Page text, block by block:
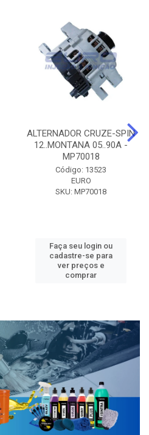
ALTERNADOR CRUZE-SPIN
12..MONTANA 05..90A -
MP70018
Código: 13523
EURO
SKU: MP70018
Faça seu login ou
cadastre-se para
ver preços e
comprar